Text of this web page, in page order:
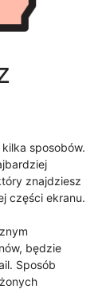
sposobów.
znajdziesz
części ekranu.
będzie
Sposób